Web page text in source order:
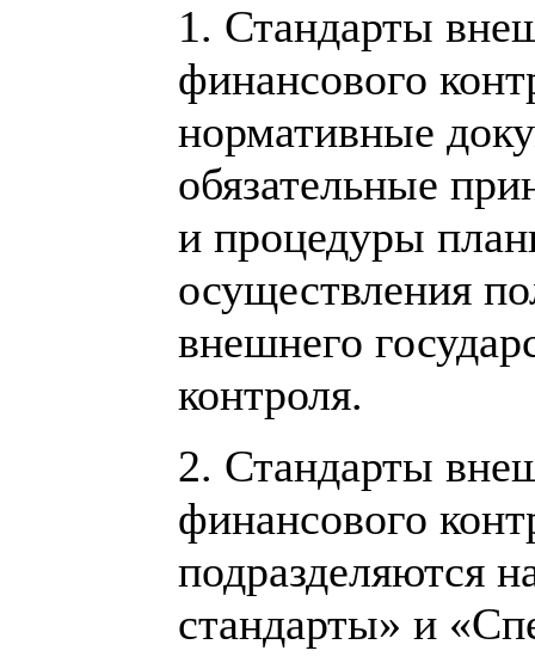
1. Стандарты
финансового
нормативные
обязательные
и процедуры
осуществления
внешнего
контроля.
2. Стандарты
финансового
подразделяются
стандарты» и